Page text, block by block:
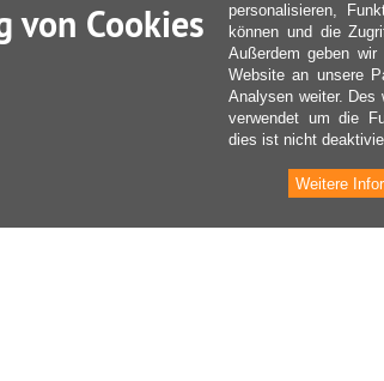
von Cookies
personalisieren,
können und die
Außerdem geben
Website an unsere
Analysen weiter. Des
verwendet um die
dies ist nicht
Weitere